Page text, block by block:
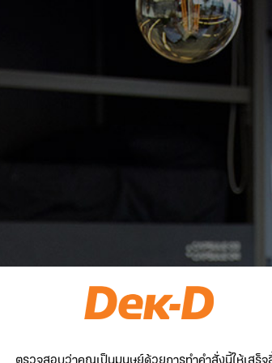
ตรวจสอบว่าคุณเป็นมนุษย์ด้วยการทำคำสั่งนี้ให้เสร็จ